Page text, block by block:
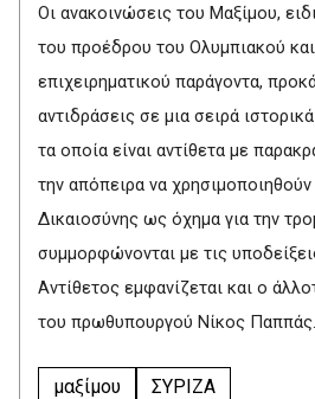
Οι ανακοινώσεις του Μαξίμου,
του προέδρου του Ολυμπιακού
επιχειρηματικού παράγοντα,
αντιδράσεις σε μια σειρά
τα οποία είναι αντίθετα με
την απόπειρα να
Δικαιοσύνης ως όχημα για την
συμμορφώνονται με τις
Αντίθετος εμφανίζεται και ο
του πρωθυπουργού Νίκος Παππάς.
μαξίμου ΣΥΡΙΖΑ